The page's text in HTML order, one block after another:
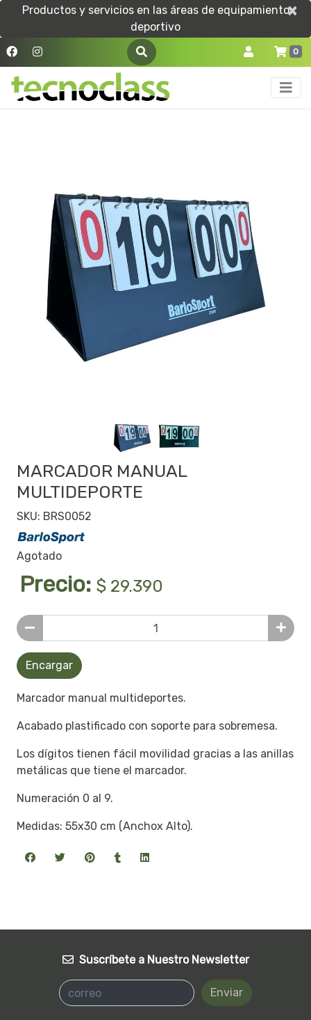
Productos y servicios en las áreas de equipamiento
deportivo
×
×
0
MARCADOR MANUAL
MULTIDEPORTE
SKU: BRS0052
Agotado
Precio: $ 29.390
Encargar
Marcador manual multideportes.
Acabado plastificado con soporte para sobremesa.
Los dígitos tienen fácil movilidad gracias a las anillas
metálicas que tiene el marcador.
Numeración 0 al 9.
Medidas: 55x30 cm (Anchox Alto).
Suscríbete a Nuestro Newsletter
Enviar